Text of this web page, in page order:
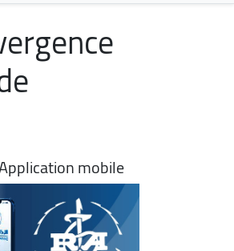
mobile